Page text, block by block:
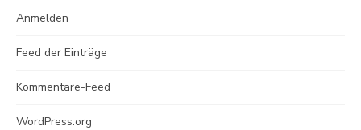
Anmelden
Feed der Einträge
Kommentare-Feed
WordPress.org